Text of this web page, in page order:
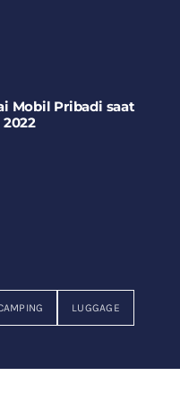
Mobil Pribadi saat
LUGGAGE